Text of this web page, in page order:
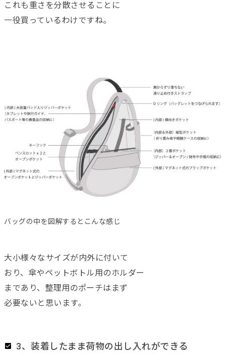
これも重さを分散させることに
一役買っているわけですね。
バッグの中を図解するとこんな感じ
大小様々なサイズが内外に付いて
おり、傘やペットボトル用のホルダー
まであり、整理用のポーチはまず
必要ないと思います。
3、装着したまま荷物の出し入れができる